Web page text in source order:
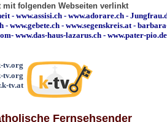
mit folgenden Webseiten verlinkt
- www.assisi.ch - www.adorare.ch -
- www.gebete.ch - www.segenskreis.at -
- www.das-haus-lazarus.ch - www.pater-pio.de
tv.org
tv.org
tv.at
Fernsehsender